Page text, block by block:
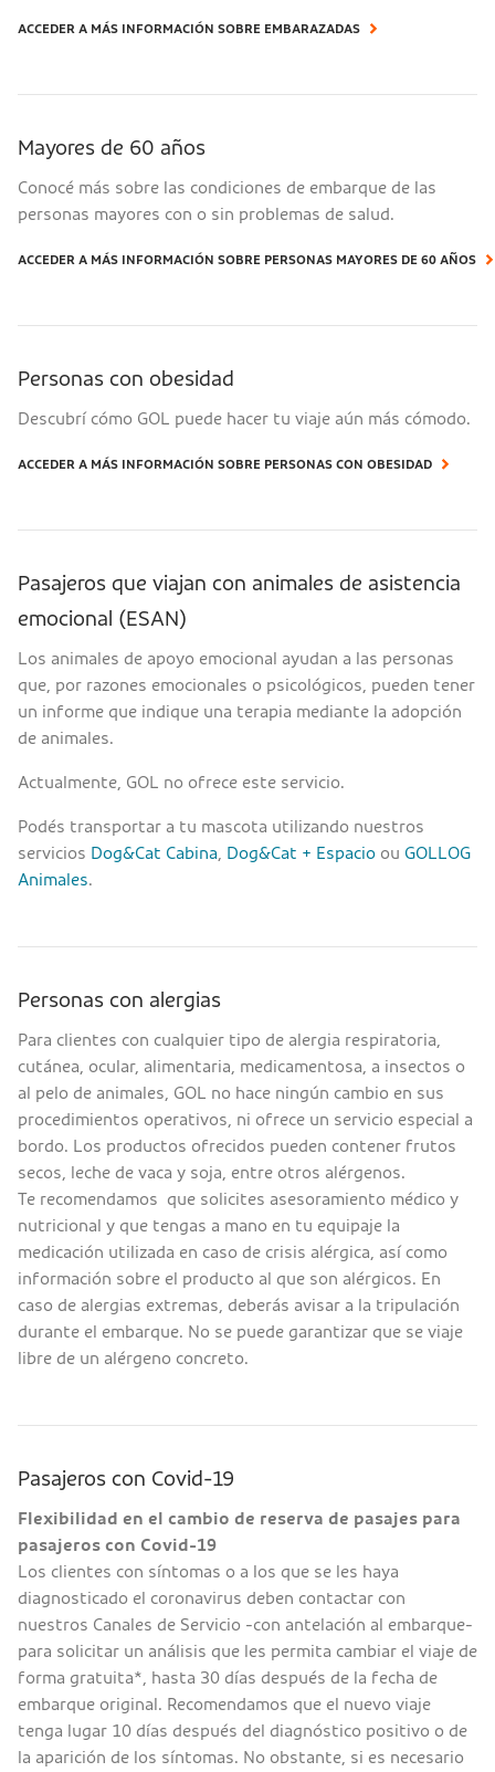
ACCEDER A MÁS INFORMACIÓN SOBRE EMBARAZADAS
Mayores de 60 años
Conocé más sobre las condiciones de embarque de las
personas mayores con o sin problemas de salud.
ACCEDER A MÁS INFORMACIÓN SOBRE PERSONAS MAYORES DE 60 AÑOS
Personas con obesidad
Descubrí cómo GOL puede hacer tu viaje aún más cómodo.
ACCEDER A MÁS INFORMACIÓN SOBRE PERSONAS CON OBESIDAD
Pasajeros que viajan con animales de asistencia
emocional (ESAN)
Los animales de apoyo emocional ayudan a las personas
que, por razones emocionales o psicológicos, pueden tener
un informe que indique una terapia mediante la adopción
de animales.
Actualmente, GOL no ofrece este servicio.
Podés transportar a tu mascota utilizando nuestros
servicios Dog&Cat Cabina, Dog&Cat + Espacio ou GOLLOG
Animales.
Personas con alergias
Para clientes con cualquier tipo de alergia respiratoria,
cutánea, ocular, alimentaria, medicamentosa, a insectos o
al pelo de animales, GOL no hace ningún cambio en sus
procedimientos operativos, ni ofrece un servicio especial a
bordo. Los productos ofrecidos pueden contener frutos
secos, leche de vaca y soja, entre otros alérgenos.
Te recomendamos que solicites asesoramiento médico y
nutricional y que tengas a mano en tu equipaje la
medicación utilizada en caso de crisis alérgica, así como
información sobre el producto al que son alérgicos. En
caso de alergias extremas, deberás avisar a la tripulación
durante el embarque. No se puede garantizar que se viaje
libre de un alérgeno concreto.
Pasajeros con Covid-19
Flexibilidad en el cambio de reserva de pasajes para
pasajeros con Covid-19
Los clientes con síntomas o a los que se les haya
diagnosticado el coronavirus deben contactar con
nuestros Canales de Servicio -con antelación al embarque-
para solicitar un análisis que les permita cambiar el viaje de
forma gratuita*, hasta 30 días después de la fecha de
embarque original. Recomendamos que el nuevo viaje
tenga lugar 10 días después del diagnóstico positivo o de
la aparición de los síntomas. No obstante, si es necesario